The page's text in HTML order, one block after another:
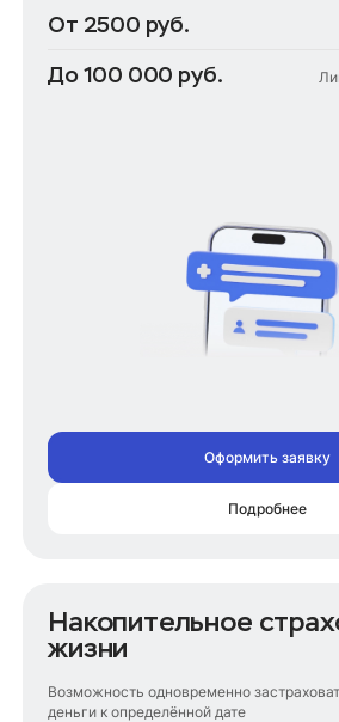
От 2500 руб.
До 100 000 руб.
Оформить заявку
Подробнее
Накопительное
жизни
Возможность одновременно
деньги к определённой дате